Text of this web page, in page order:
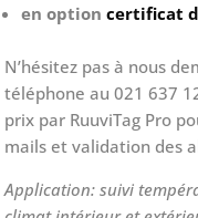
en optioncertificat
N’hésitez pas à nous
téléphone au 021 637
prix par RuuviTag Pro
mails et validation des
Application: suivi